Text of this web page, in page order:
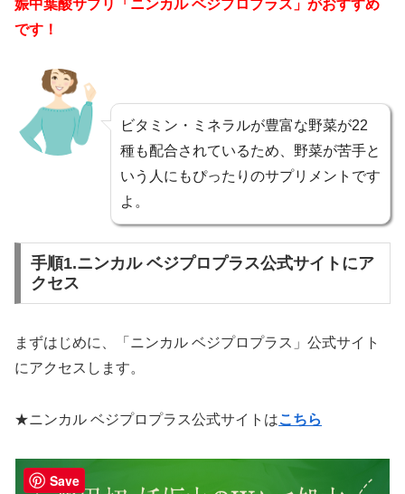
娠中葉酸サプリ「ニンカル ベジプロプラス」がおすすめ
です！
ビタミン・ミネラルが豊富な野菜が22
種も配合されているため、野菜が苦手と
いう人にもぴったりのサプリメントです
よ。
手順1.ニンカル ベジプロプラス公式サイトにア
クセス
まずはじめに、「ニンカル ベジプロプラス」公式サイト
にアクセスします。
★ニンカル ベジプロプラス公式サイトはこちら
Save